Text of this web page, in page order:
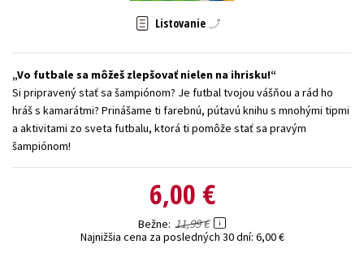
Učebnice
Výchova a pedagogika
Young adult
Young adult (SK)
Zdravie a životný štýl
Všetky tituly
Listovanie
Vo futbale sa môžeš zlepšovať nielen na ihrisku!
Si pripravený stať sa šampiónom? Je futbal tvojou vášňou a rád ho
hráš s kamarátmi? Prinášame ti farebnú, pútavú knihu s mnohými tipmi
a aktivitami zo sveta futbalu, ktorá ti pomôže stať sa pravým
šampiónom!
6,00 €
Bežne 11,99 €
Najnižšia cena za posledných 30 dní: 6,00 €